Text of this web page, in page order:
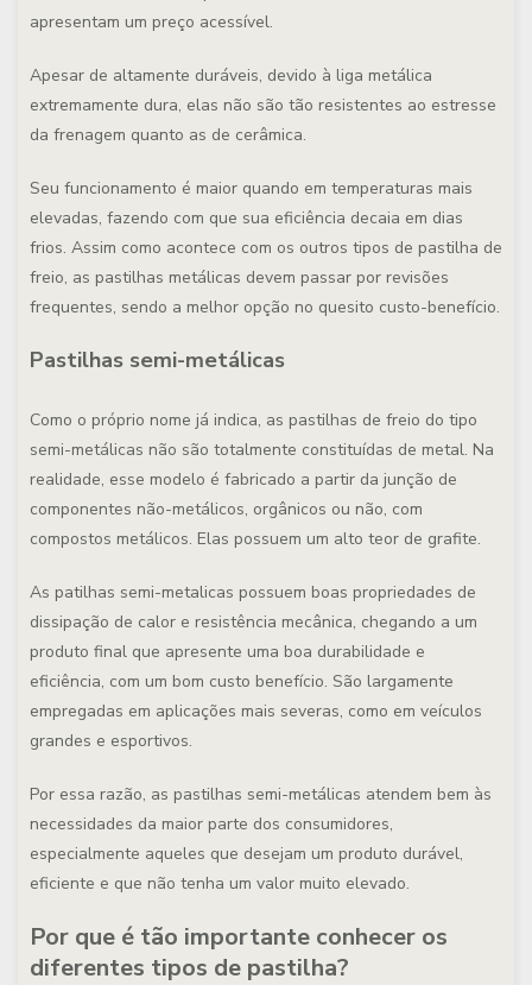
apresentam um preço acessível.
Apesar de altamente duráveis, devido à liga metálica
extremamente dura, elas não são tão resistentes ao estresse
da frenagem quanto as de cerâmica.
Seu funcionamento é maior quando em temperaturas mais
elevadas, fazendo com que sua eficiência decaia em dias
frios. Assim como acontece com os outros tipos de pastilha de
freio, as pastilhas metálicas devem passar por revisões
frequentes, sendo a melhor opção no quesito custo-benefício.
Pastilhas semi-metálicas
Como o próprio nome já indica, as pastilhas de freio do tipo
semi-metálicas não são totalmente constituídas de metal. Na
realidade, esse modelo é fabricado a partir da junção de
componentes não-metálicos, orgânicos ou não, com
compostos metálicos. Elas possuem um alto teor de grafite.
As patilhas semi-metalicas possuem boas propriedades de
dissipação de calor e resistência mecânica, chegando a um
produto final que apresente uma boa durabilidade e
eficiência, com um bom custo benefício. São largamente
empregadas em aplicações mais severas, como em veículos
grandes e esportivos.
Por essa razão, as pastilhas semi-metálicas atendem bem às
necessidades da maior parte dos consumidores,
especialmente aqueles que desejam um produto durável,
eficiente e que não tenha um valor muito elevado.
Por que é tão importante conhecer os
diferentes tipos de pastilha?